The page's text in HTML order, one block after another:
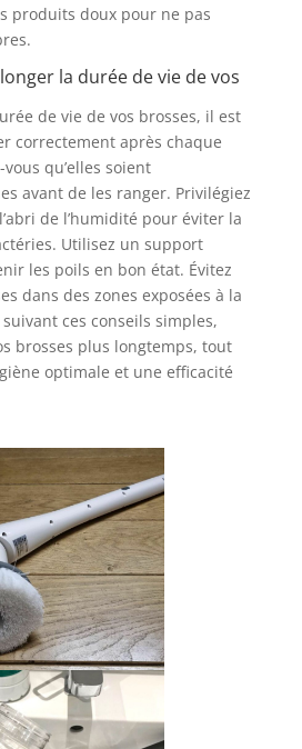
produits doux pour ne pas
la durée de vie de vos
de vie de vos brosses, il est
correctement après chaque
qu’elles soient
avant de les ranger. Privilégiez
de l’humidité pour éviter la
Utilisez un support
les poils en bon état. Évitez
dans des zones exposées à la
ces conseils simples,
brosses plus longtemps, tout
optimale et une efficacité